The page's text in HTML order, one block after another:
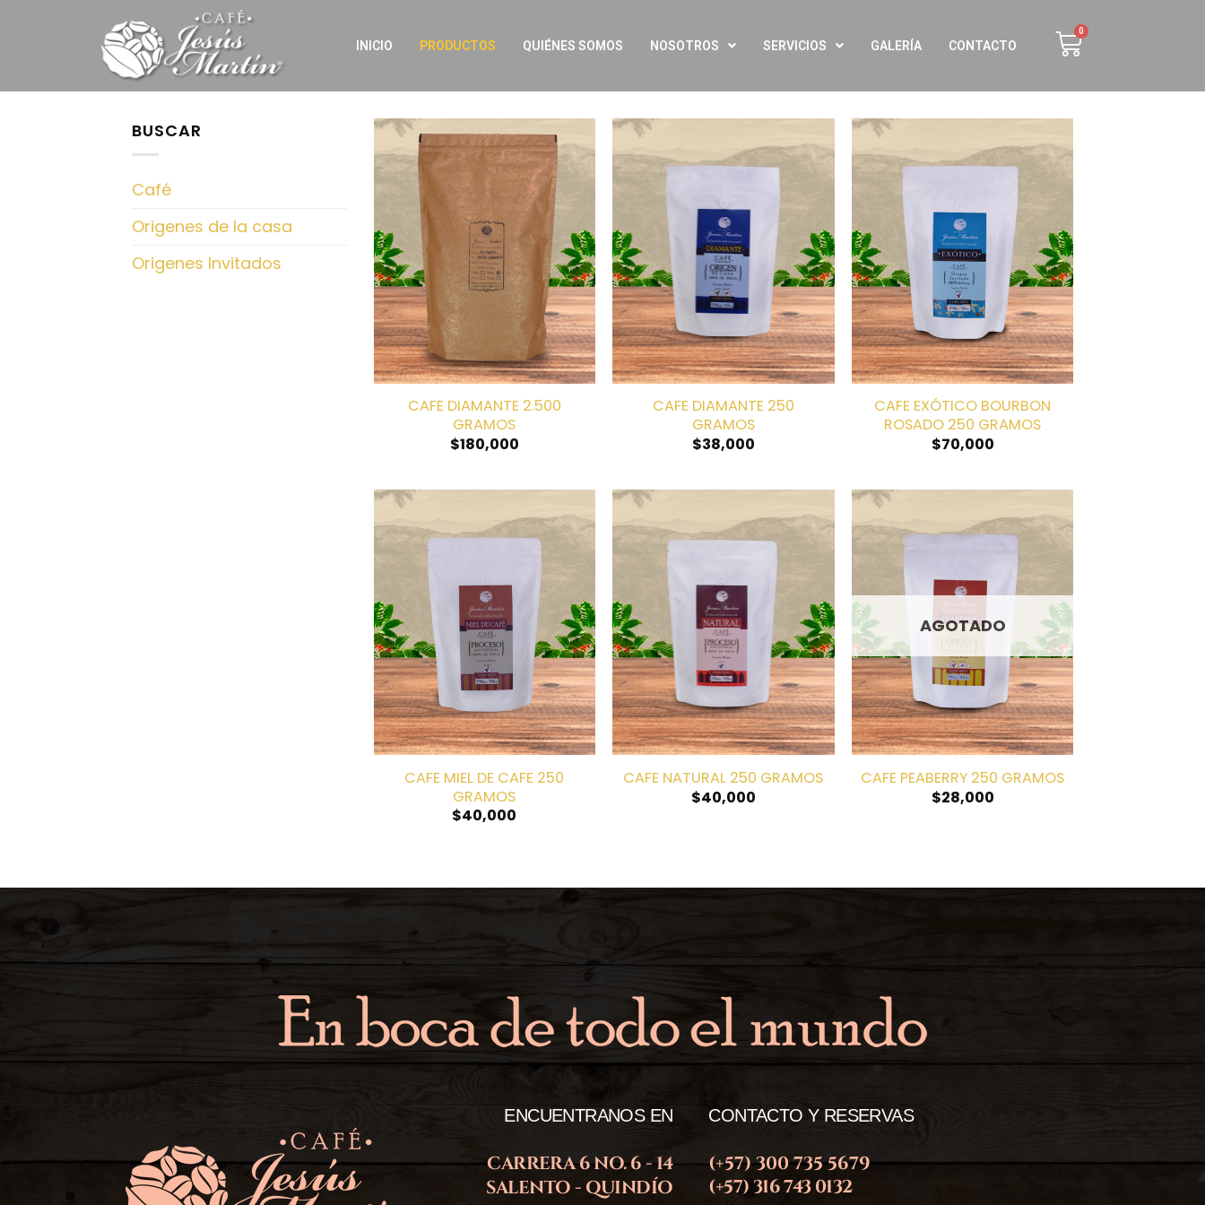
INICIO PRODUCTOS QUIÉNES SOMOS NOSOTROS SERVICIOS GALERÍA CONTACTO
BUSCAR
Café
Origenes de la casa
Origenes Invitados
Añadir
a la
lista de
deseos
CAFE DIAMANTE 2.500
GRAMOS
$180,000
a la
lista de
deseos
CAFE DIAMANTE 250
GRAMOS
$38,000
a la
lista de
deseos
CAFE EXÓTICO BOURBON
ROSADO 250 GRAMOS
$70,000
a la
lista de
deseos
CAFE MIEL DE CAFE 250
GRAMOS
$40,000
a la
lista de
deseos
CAFE NATURAL 250 GRAMOS
$40,000
Añadir
a la
lista de
deseos
AGOTADO
CAFE PEABERRY 250 GRAMOS
$28,000
ENCUENTRANOS EN
CARRERA 6 NO. 6 - 14
SALENTO - QUINDÍO
CONTACTO Y RESERVAS
(+57) 300 735 5679
(+57) 316 743 0132